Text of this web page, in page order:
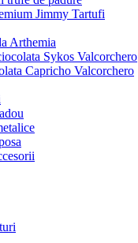
Jimmy Tartufi
Arthemia
Sykos Valcorchero
Capricho Valcorchero